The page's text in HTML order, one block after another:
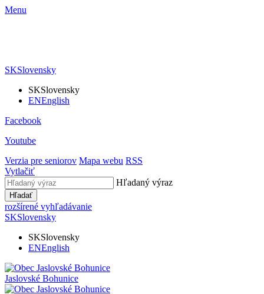
Menu
SKSlovensky
SKSlovensky
ENEnglish
Facebook
Youtube
Verzia pre seniorov Mapa webu RSS
Vytlačiť
Hľadaný výraz
Hľadať
rozšírené vyhľadávanie
SKSlovensky
SKSlovensky
ENEnglish
Jaslovské Bohunice